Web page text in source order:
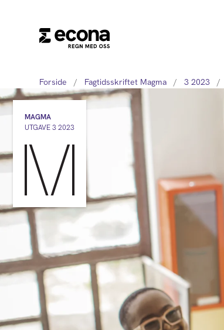
Forside / Fagtidsskriftet Magma / 3 2023 /
MAGMA
UTGAVE 3 2023